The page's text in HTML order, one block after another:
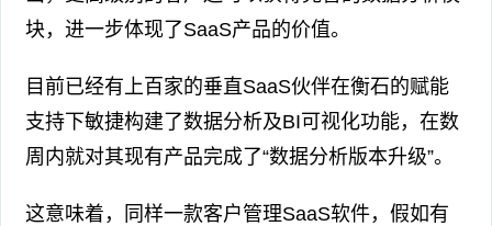
块，进一步体现了SaaS产品的价值。
目前已经有上百家的垂直SaaS伙伴在衡石的赋能
支持下敏捷构建了数据分析及BI可视化功能，在数
周内就对其现有产品完成了“数据分析版本升级”。
这意味着，同样一款客户管理SaaS软件，假如有